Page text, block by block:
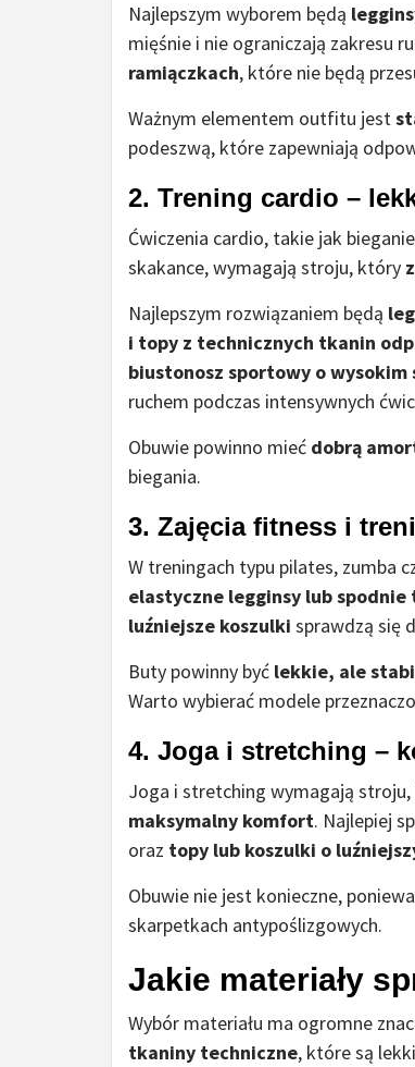
Najlepszym wyborem będą
mięśnie i nie ograniczają zakresu
ramiączkach, które nie będą
Ważnym elementem outfitu jest
podeszwą, które zapewniają
2. Trening cardio –
Ćwiczenia cardio, takie jak
skakance, wymagają stroju, który
Najlepszym rozwiązaniem będą
i topy z technicznych tkanin
biustonosz sportowy o
ruchem podczas intensywnych
Obuwie powinno mieć dobrą
biegania.
3. Zajęcia fitness i
W treningach typu pilates, zumba
elastyczne legginsy lub spodnie
luźniejsze koszulki sprawdzą się
Buty powinny być lekkie, ale
Warto wybierać modele
4. Joga i stretching –
Joga i stretching wymagają
maksymalny komfort. Najlepiej
oraz topy lub koszulki o
Obuwie nie jest konieczne,
skarpetkach antypoślizgowych.
Jakie materiały
Wybór materiału ma ogromne
tkaniny techniczne, które są